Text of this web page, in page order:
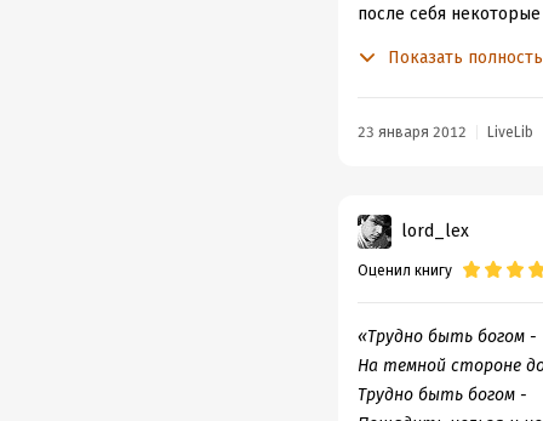
после себя
никакой не несет, да
что если вы прочли и
Есть и у них
На многих форумах
знакомство с
будет. А я думаю, что
Для меня это был тот
Показать
23 января 2012 LiveLib
lord_lex
Оценил книгу
«Трудно быть богом -
На темной стороне
Трудно быть богом -